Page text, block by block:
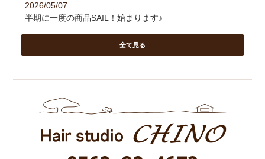
2026/05/07
半期に一度の商品SAIL！始まります♪
全て見る